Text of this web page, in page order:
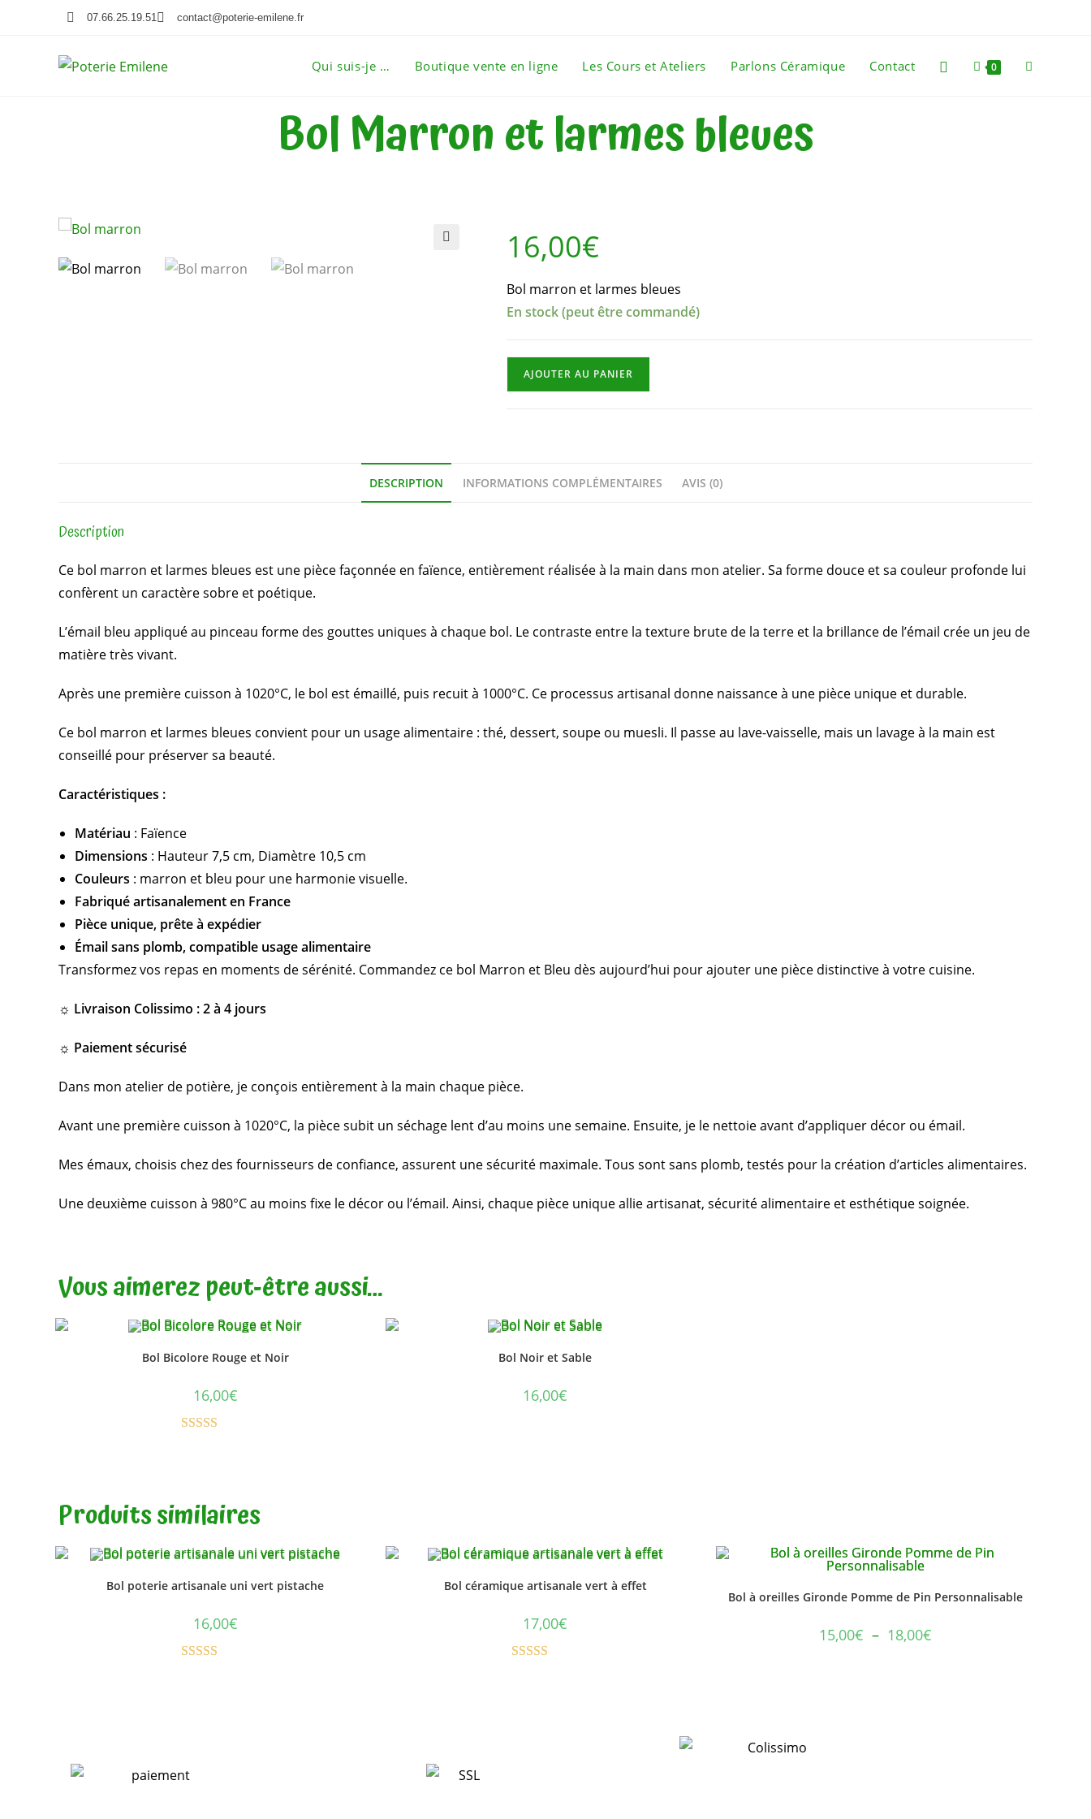
07.66.25.19.51 contact@poterie-emilene.fr
Qui suis-je … Boutique vente en ligne Les Cours et Ateliers Parlons Céramique Contact 0
Bol Marron et larmes bleues
16,00€
Bol marron et larmes bleues
En stock (peut être commandé)
AJOUTER AU PANIER
DESCRIPTION INFORMATIONS COMPLÉMENTAIRES AVIS (0)
Description
Ce bol marron et larmes bleues est une pièce façonnée en faïence, entièrement réalisée à la main dans mon atelier. Sa forme douce et sa couleur profonde lui
confèrent un caractère sobre et poétique.
L’émail bleu appliqué au pinceau forme des gouttes uniques à chaque bol. Le contraste entre la texture brute de la terre et la brillance de l’émail crée un jeu de
matière très vivant.
Après une première cuisson à 1020°C, le bol est émaillé, puis recuit à 1000°C. Ce processus artisanal donne naissance à une pièce unique et durable.
Ce bol marron et larmes bleues convient pour un usage alimentaire : thé, dessert, soupe ou muesli. Il passe au lave-vaisselle, mais un lavage à la main est
conseillé pour préserver sa beauté.
Caractéristiques :
Matériau : Faïence
Dimensions : Hauteur 7,5 cm, Diamètre 10,5 cm
Couleurs : marron et bleu pour une harmonie visuelle.
Fabriqué artisanalement en France
Pièce unique, prête à expédier
Émail sans plomb, compatible usage alimentaire
Transformez vos repas en moments de sérénité. Commandez ce bol Marron et Bleu dès aujourd’hui pour ajouter une pièce distinctive à votre cuisine.
☼ Livraison Colissimo : 2 à 4 jours
☼ Paiement sécurisé
Dans mon atelier de potière, je conçois entièrement à la main chaque pièce.
Avant une première cuisson à 1020°C, la pièce subit un séchage lent d’au moins une semaine. Ensuite, je le nettoie avant d’appliquer décor ou émail.
Mes émaux, choisis chez des fournisseurs de confiance, assurent une sécurité maximale. Tous sont sans plomb, testés pour la création d’articles alimentaires.
Une deuxième cuisson à 980°C au moins fixe le décor ou l’émail. Ainsi, chaque pièce unique allie artisanat, sécurité alimentaire et esthétique soignée.
Vous aimerez peut-être aussi…
Bol Bicolore Rouge et Noir
16,00€
Bol Noir et Sable
16,00€
Produits similaires
Bol poterie artisanale uni vert pistache
16,00€
Bol céramique artisanale vert à effet
17,00€
Bol à oreilles Gironde Pomme de Pin Personnalisable
15,00€ – 18,00€